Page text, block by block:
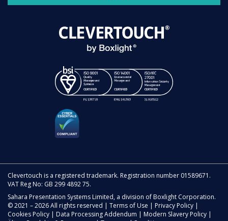
Clevertouch is a registered trademark. Registration number 01589671.
VAT Reg No: GB 299 4892 75.
Sahara Presentation Systems Limited, a division of Boxlight Corporation.
© 2021 – 2026 All rights reserved | Terms of Use | Privacy Policy |
Cookies Policy | Data Processing Addendum | Modern Slavery Policy |